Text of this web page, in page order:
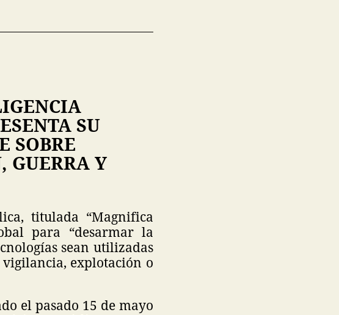
SU
SOBRE
GUERRA Y
titulada “Magnifica
para “desarmar la
sean utilizadas
explotación o
el pasado 15 de mayo